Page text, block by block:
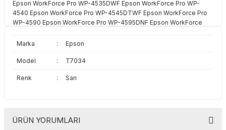
Utax
Xerox
Epson WorkForce Pro WP-4535DWF Epson WorkForce Pro WP-
4540 Epson WorkForce Pro WP-4545DTWF Epson WorkForce Pro
WP-4590 Epson WorkForce Pro WP-4595DNF Epson WorkForce
Marka
: Epson
Model : T7034
Renk : Sarı
ÜRÜN YORUMLARI